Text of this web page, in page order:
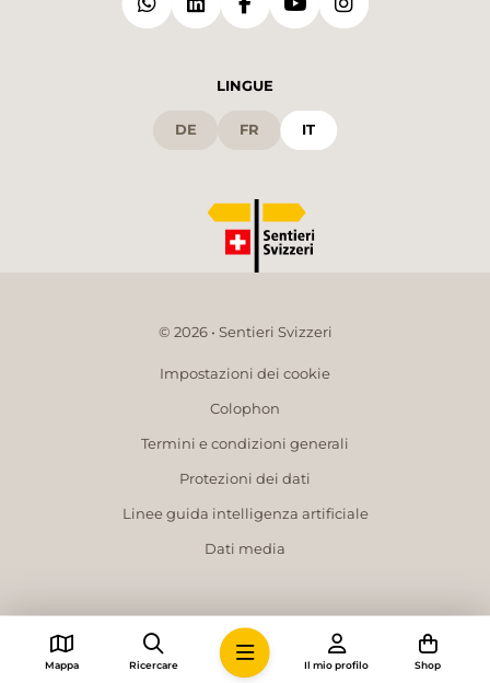
LINGUE
DE FR IT
© 2026 • Sentieri Svizzeri
Impostazioni dei cookie
Colophon
Termini e condizioni generali
Protezioni dei dati
Linee guida intelligenza artificiale
Dati media
Mappa Ricercare Il mio profilo Shop